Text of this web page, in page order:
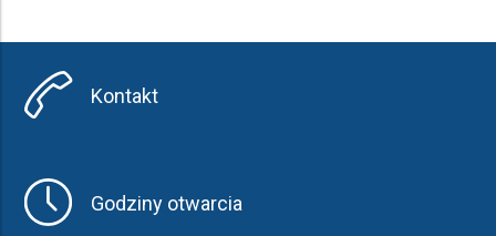
Kontakt
Godziny otwarcia